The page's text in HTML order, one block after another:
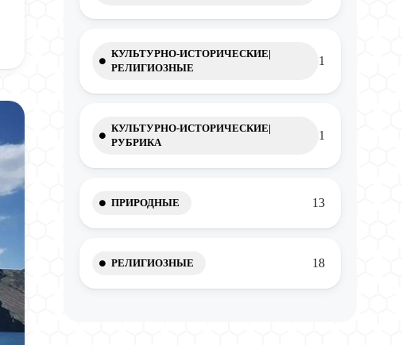
КУЛЬТУРНО-ИСТОРИЧЕСКИЕ|
РЕЛИГИОЗНЫЕ
1
КУЛЬТУРНО-ИСТОРИЧЕСКИЕ|
РУБРИКА
1
ПРИРОДНЫЕ 13
РЕЛИГИОЗНЫЕ 18